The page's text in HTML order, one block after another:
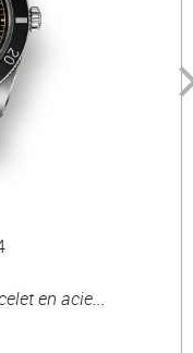
en acie...